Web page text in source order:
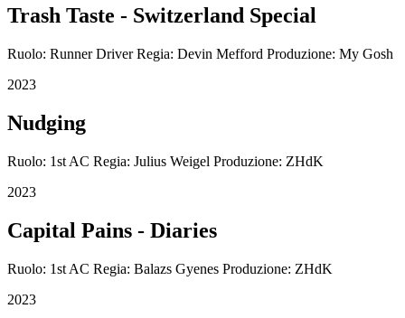
Trash Taste - Switzerland Special
Ruolo: Runner Driver Regia: Devin Mefford Produzione: My Gosh
2023
Nudging
Ruolo: 1st AC Regia: Julius Weigel Produzione: ZHdK
2023
Capital Pains - Diaries
Ruolo: 1st AC Regia: Balazs Gyenes Produzione: ZHdK
2023